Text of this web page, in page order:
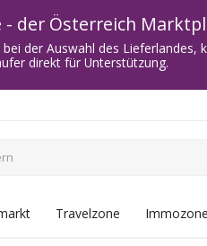
- der Österreich
der Auswahl des Lieferlandes,
direkt für Unterstützung.
Travelzone Immozone